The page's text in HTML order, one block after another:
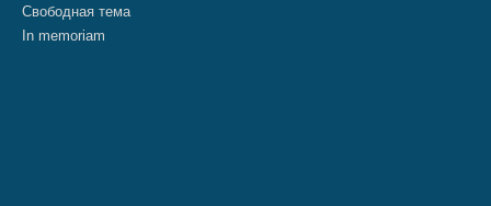
Свободная тема
In memoriam